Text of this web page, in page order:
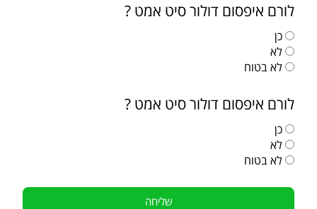
לורם איפסום דולור סיט אמט ?
כן
לא
לא בטוח
לורם איפסום דולור סיט אמט ?
כן
לא
לא בטוח
שליחה